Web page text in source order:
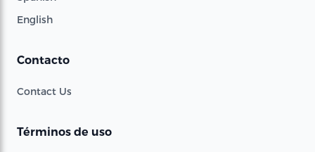
English
Contacto
Contact Us
Términos de uso